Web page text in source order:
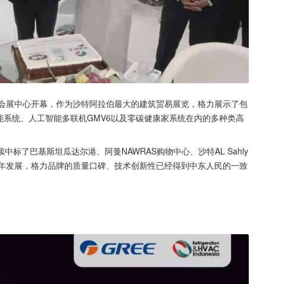
中心开幕，作为沙特阿拉伯最大的建筑贸易展览，格力展示了包
统、人工智能多联机GMV6以及零碳健康家系统在内的多种类高
标了巴基斯坦瓜达尔港、阿曼NAWRAS购物中心、沙特AL Sahly
发展，格力品牌的质量口碑、技术创新性已经得到中东人民的一致